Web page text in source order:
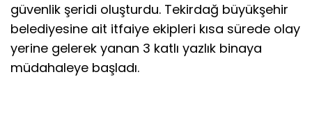
güvenlik şeridi oluşturdu. Tekirdağ büyükşehir
belediyesine ait itfaiye ekipleri kısa sürede olay
yerine gelerek yanan 3 katlı yazlık binaya
müdahaleye başladı.